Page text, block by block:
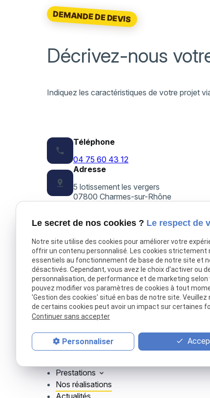
DEMANDE DE DEVIS
Décrivez-nous
Indiquez les caractéristiques de votre projet
phone
Téléphone
04 75 60 43 12
pin_drop
Adresse
5 lotissement les vergers
07800 Charmes-sur-Rhône
09:00/19:00 - Lundi/Vendredi
CROUZET ÉLECTRICITÉ, électricien à
Valence. Installation, mise aux normes,
dépannage et entretien en électricité
générale, chauffage, climatisation,
domotique et luminaires
Accueil
Prestations
Nos réalisations
Le secret de nos cookies ? Le respect de
Notre site utilise des cookies pour améliorer votre
offrir un contenu personnalisé. Les cookies strictement
essentiels au fonctionnement de base de notre site et
désactivés. Cependant, vous avez le choix d'activer ou
personnalisation, de performance et de marketing
pouvez modifier vos paramètres de cookies à tout
'Gestion des cookies' situé en bas de notre site.
de certains cookies peut avoir un impact sur certaines
Continuer sans accepter
Personnaliser